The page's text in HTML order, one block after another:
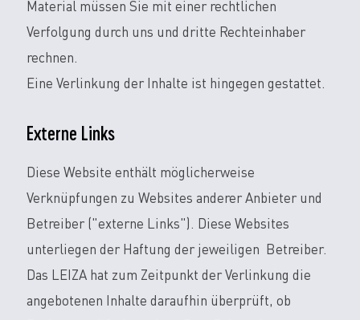
Material müssen Sie mit einer rechtlichen
Verfolgung durch uns und dritte Rechteinhaber
rechnen.
Eine Verlinkung der Inhalte ist hingegen gestattet.
Externe Links
Diese Website enthält möglicherweise
Verknüpfungen zu Websites anderer Anbieter und
Betreiber ("externe Links"). Diese Websites
unterliegen der Haftung der jeweiligen Betreiber.
Das LEIZA hat zum Zeitpunkt der Verlinkung die
angebotenen Inhalte daraufhin überprüft, ob